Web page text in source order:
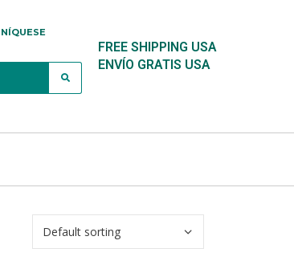
FREE SHIPPING USA
ENVÍO GRATIS USA